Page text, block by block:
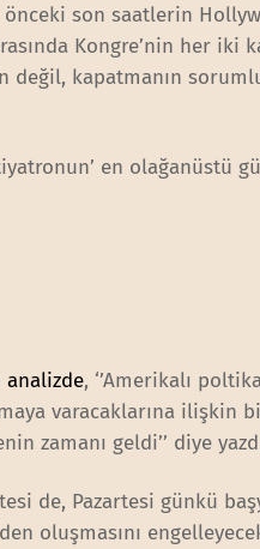
son saatlerin
Kongre’nin her iki
değil, kapatmanın
en olağanüstü
analizde, ‘’Amerikalı
varacaklarına ilişkin
zamanı geldi’’ diye
de, Pazartesi günkü
oluşmasını